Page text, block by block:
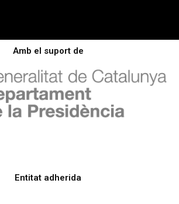
Amb el suport de
Entitat adherida